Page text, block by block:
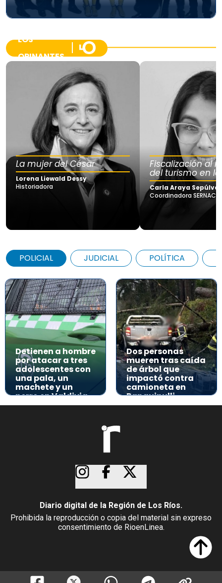
LOS
OPINANTES
La mujer del César
Lorena Liewald Dessy
Historiadora
Fiscalización al
del turismo en
Carla Araya
Coordinadora SERNAC
POLICIAL JUDICIAL POLÍTICA
Detienen a hombre
por atacar a tres
adolescentes con
una pala, un
machete y un
perro en Valdivia
Dos personas
mueren tras caída
de árbol que
impactó contra
camioneta en
Panguipulli
Diario digital de la Región de Los Ríos.
Prohibida la reproducción o copia del material sin expreso
consentimiento de RioenLinea.